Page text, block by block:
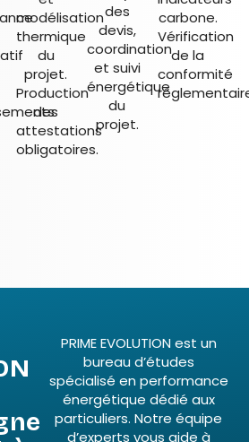
modélisation
thermique
du
projet.
Production
des
attestations
obligatoires.
des
devis,
coordination
et suivi
énergétique
du
projet.
carbone.
Vérification
de la
conformité
PRIME EVOLUTION est un
bureau d’études
spécialisé en performance
énergétique dédié aux
particuliers. Notre équipe
d’experts vous aide à